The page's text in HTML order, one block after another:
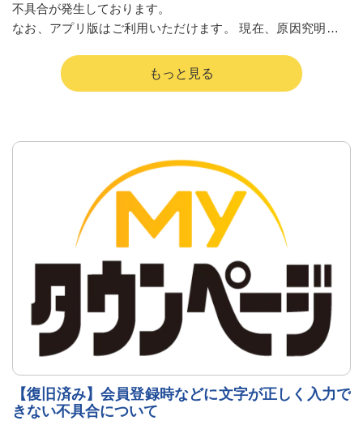
不具合が発生しております。
なお、アプリ版はご利用いただけます。 現在、原因究明・復
大変ご迷惑をおかけしますが解消までお時間いただきますこ
【復旧済み】会員登録時などに文字が正しく入力で
きない不具合について